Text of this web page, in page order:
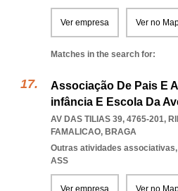
Ver empresa Ver no
Matches in the search for:
Associação De Pais E
infância E Escola Da
AV DAS TILIAS 39, 4765-201,
FAMALICAO, BRAGA
Outras atividades associativas,
ASS
Ver empresa Ver no